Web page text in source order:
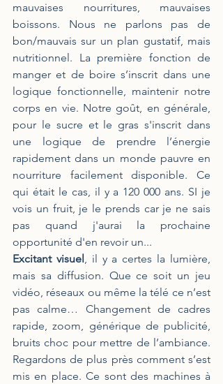
mauvaises nourritures, mauvaises
boissons. Nous ne parlons pas de
bon/mauvais sur un plan gustatif, mais
nutritionnel. La première fonction de
manger et de boire s’inscrit dans une
logique fonctionnelle, maintenir notre
corps en vie. Notre goût, en générale,
pour le sucre et le gras s'inscrit dans
une logique de prendre l’énergie
rapidement dans un monde pauvre en
nourriture facilement disponible. Ce
qui était le cas, il y a 120 000 ans. SI je
vois un fruit, je le prends car je ne sais
pas quand j'aurai la prochaine
opportunité d'en revoir un...
Excitant visuel, il y a certes la lumière,
mais sa diffusion. Que ce soit un jeu
vidéo, réseaux ou même la télé ce n’est
pas calme… Changement de cadres
rapide, zoom, générique de publicité,
bruits choc pour mettre de l’ambiance.
Regardons de plus près comment s’est
mis en place. Ce sont des machines à